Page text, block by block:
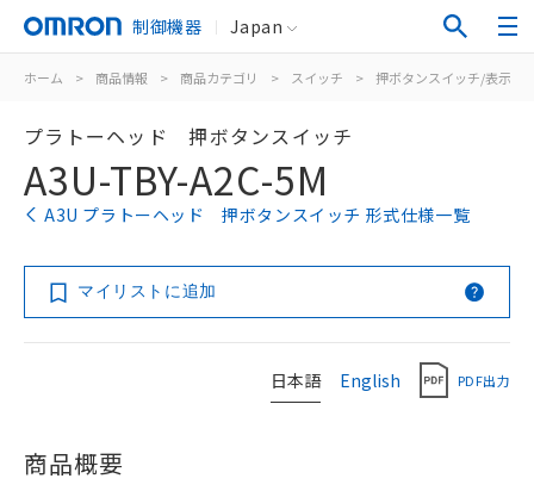
制御機器 Japan
ホーム > 商品情報 > 商品カテゴリ > スイッチ > 押ボタンスイッチ/表示灯
プラトーヘッド 押ボタンスイッチ
A3U-TBY-A2C-5M
A3U プラトーヘッド 押ボタンスイッチ 形式仕様一覧
マイリストに追加
日本語 English PDF出力
商品概要